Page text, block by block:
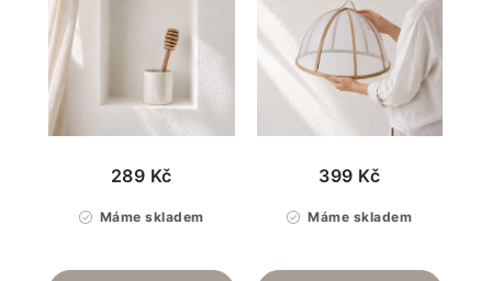
Máme skladem
289 Kč
Máme skladem
399 Kč